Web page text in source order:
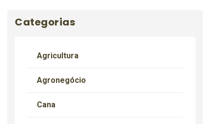
Categorias
Agricultura
Agronegócio
Cana